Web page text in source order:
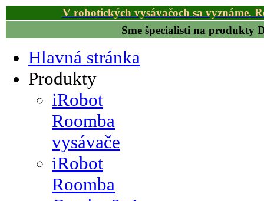
V robotických vysávačoch sa vyznáme.
Sme špecialisti na produkty
Hlavná stránka
Produkty
iRobot
Roomba
vysávače
iRobot
Roomba